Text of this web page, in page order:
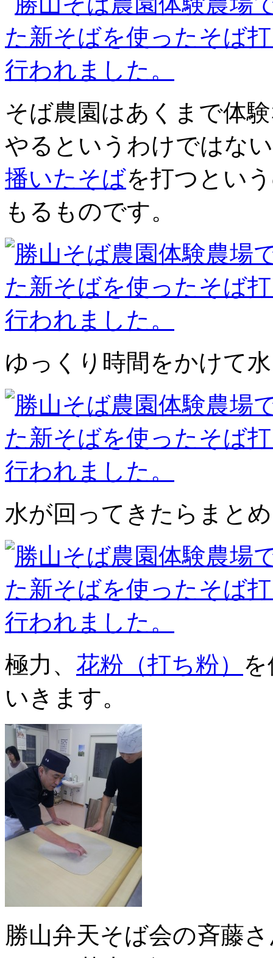
そば農園はあくまで体
やるというわけではな
播いたそばを打つとい
もるものです。
ゆっくり時間をかけて
水が回ってきたらまと
極力、 花粉（打ち粉）
いきます。
勝山弁天そば会の斉藤